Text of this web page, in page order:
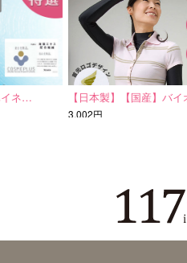
… 【日本製】【国産】バイオ…
3,002円